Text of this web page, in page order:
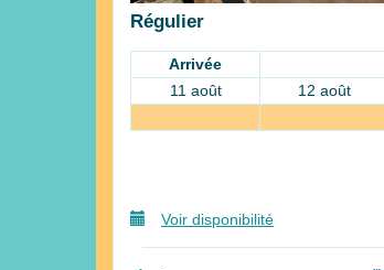
Régulier
Arrivée
11 août
12 août
Voir disponibilité